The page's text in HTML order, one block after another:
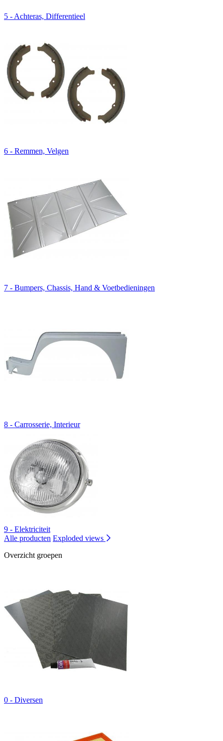
5 - Achteras, Differentieel
6 - Remmen, Velgen
7 - Bumpers, Chassis, Hand & Voetbedieningen
8 - Carrosserie, Interieur
9 - Elektriciteit
Alle producten Exploded views
Overzicht groepen
0 - Diversen